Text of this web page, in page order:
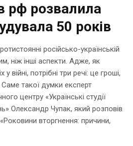
рф розвалила
50 років
російсько-українській
ніж інші аспекти. Адже, як
війні, потрібні три речі: це гроші,
такої думки експерт
центру «Українські студії
Олександр Чупак, який розповів
вторгнення: причини,